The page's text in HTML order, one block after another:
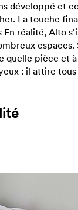
développé et
La touche
réalité, Alto
espaces.
quelle pièce et
: il attire tous